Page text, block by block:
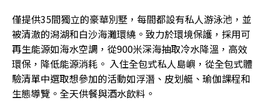
僅提供35間獨立的豪華別墅，每間都設有私人游泳池，並
被清澈的潟湖和白沙海灘環繞。致力於環境保護，採用可
再生能源如海水空調，從900米深海抽取冷水降溫，高效
環保，降低能源消耗。 入住全包式私人島嶼，從全包式體
驗清單中選取想參加的活動如浮潛、皮划艇、瑜伽課程和
生態導覽。全天供餐與酒水飲料。